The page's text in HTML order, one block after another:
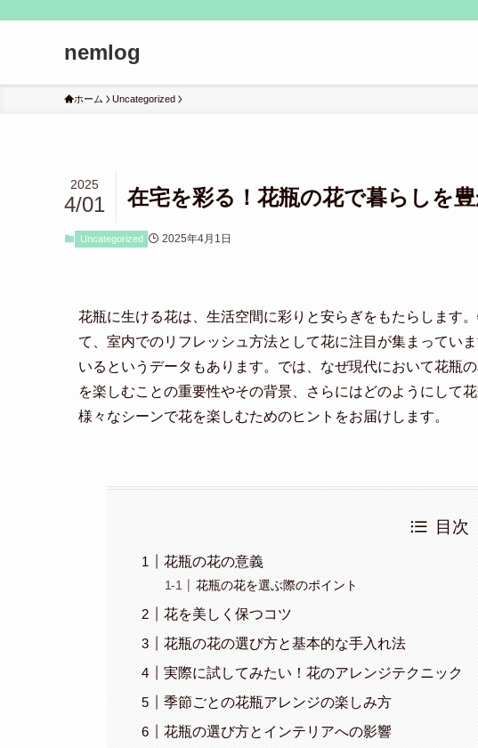
nemlog
ホーム Uncategorized
在宅を彩る！花瓶の花で暮らしを
2025
4/01
Uncategorized 2025年4月1日
花瓶に生ける花は、生活空間に彩りと安らぎをもたらします
て、室内でのリフレッシュ方法として花に注目が集まってい
いるというデータもあります。では、なぜ現代において花瓶
を楽しむことの重要性やその背景、さらにはどのようにして
様々なシーンで花を楽しむためのヒントをお届けします。
目次
花瓶の花の意義
花瓶の花を選ぶ際のポイント
花を美しく保つコツ
花瓶の花の選び方と基本的な手入れ法
実際に試してみたい！花のアレンジテクニック
季節ごとの花瓶アレンジの楽しみ方
花瓶の選び方とインテリアへの影響